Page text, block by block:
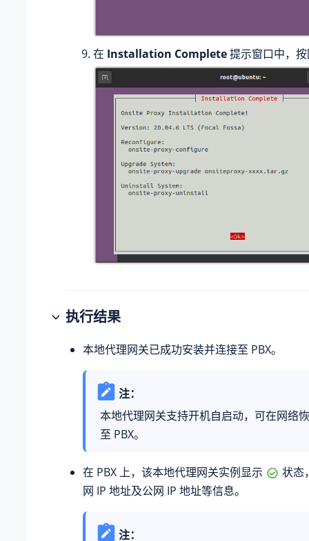
在 Installation Complete提示窗口中，
执行结果
本地代理网关已成功安装并连接至 PBX。
注：
本地代理网关支持开机自启动，可在网络
至 PBX。
在 PBX 上，该本地代理网关实例显示
状态
网 IP 地址及公网 IP 地址等信息。
注：